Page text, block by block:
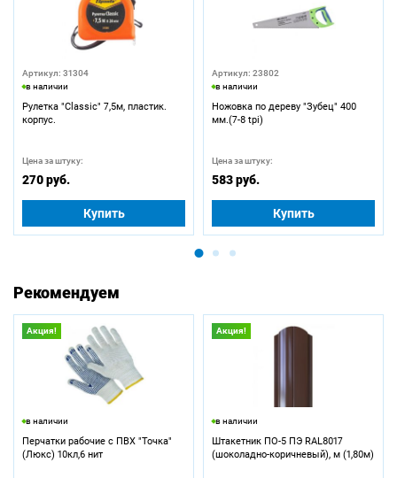
Артикул: 31304
в наличии
Рулетка "Classic" 7,5м, пластик.
корпус.
Цена за штуку:
270 руб.
Купить
Артикул: 23802
в наличии
Ножовка по дереву "Зубец" 400
мм.(7-8 tpi)
Цена за штуку:
583 руб.
Купить
Рекомендуем
Акция!
в наличии
Перчатки рабочие с ПВХ "Точка"
(Люкс) 10кл,6 нит
Акция!
в наличии
Штакетник ПО-5 ПЭ RAL8017
(шоколадно-коричневый), м (1,80м)